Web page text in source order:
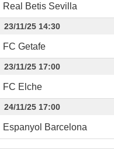
Real Betis Sevilla
23/11/25 14:30
FC Getafe
23/11/25 17:00
FC Elche
24/11/25 17:00
Espanyol Barcelona